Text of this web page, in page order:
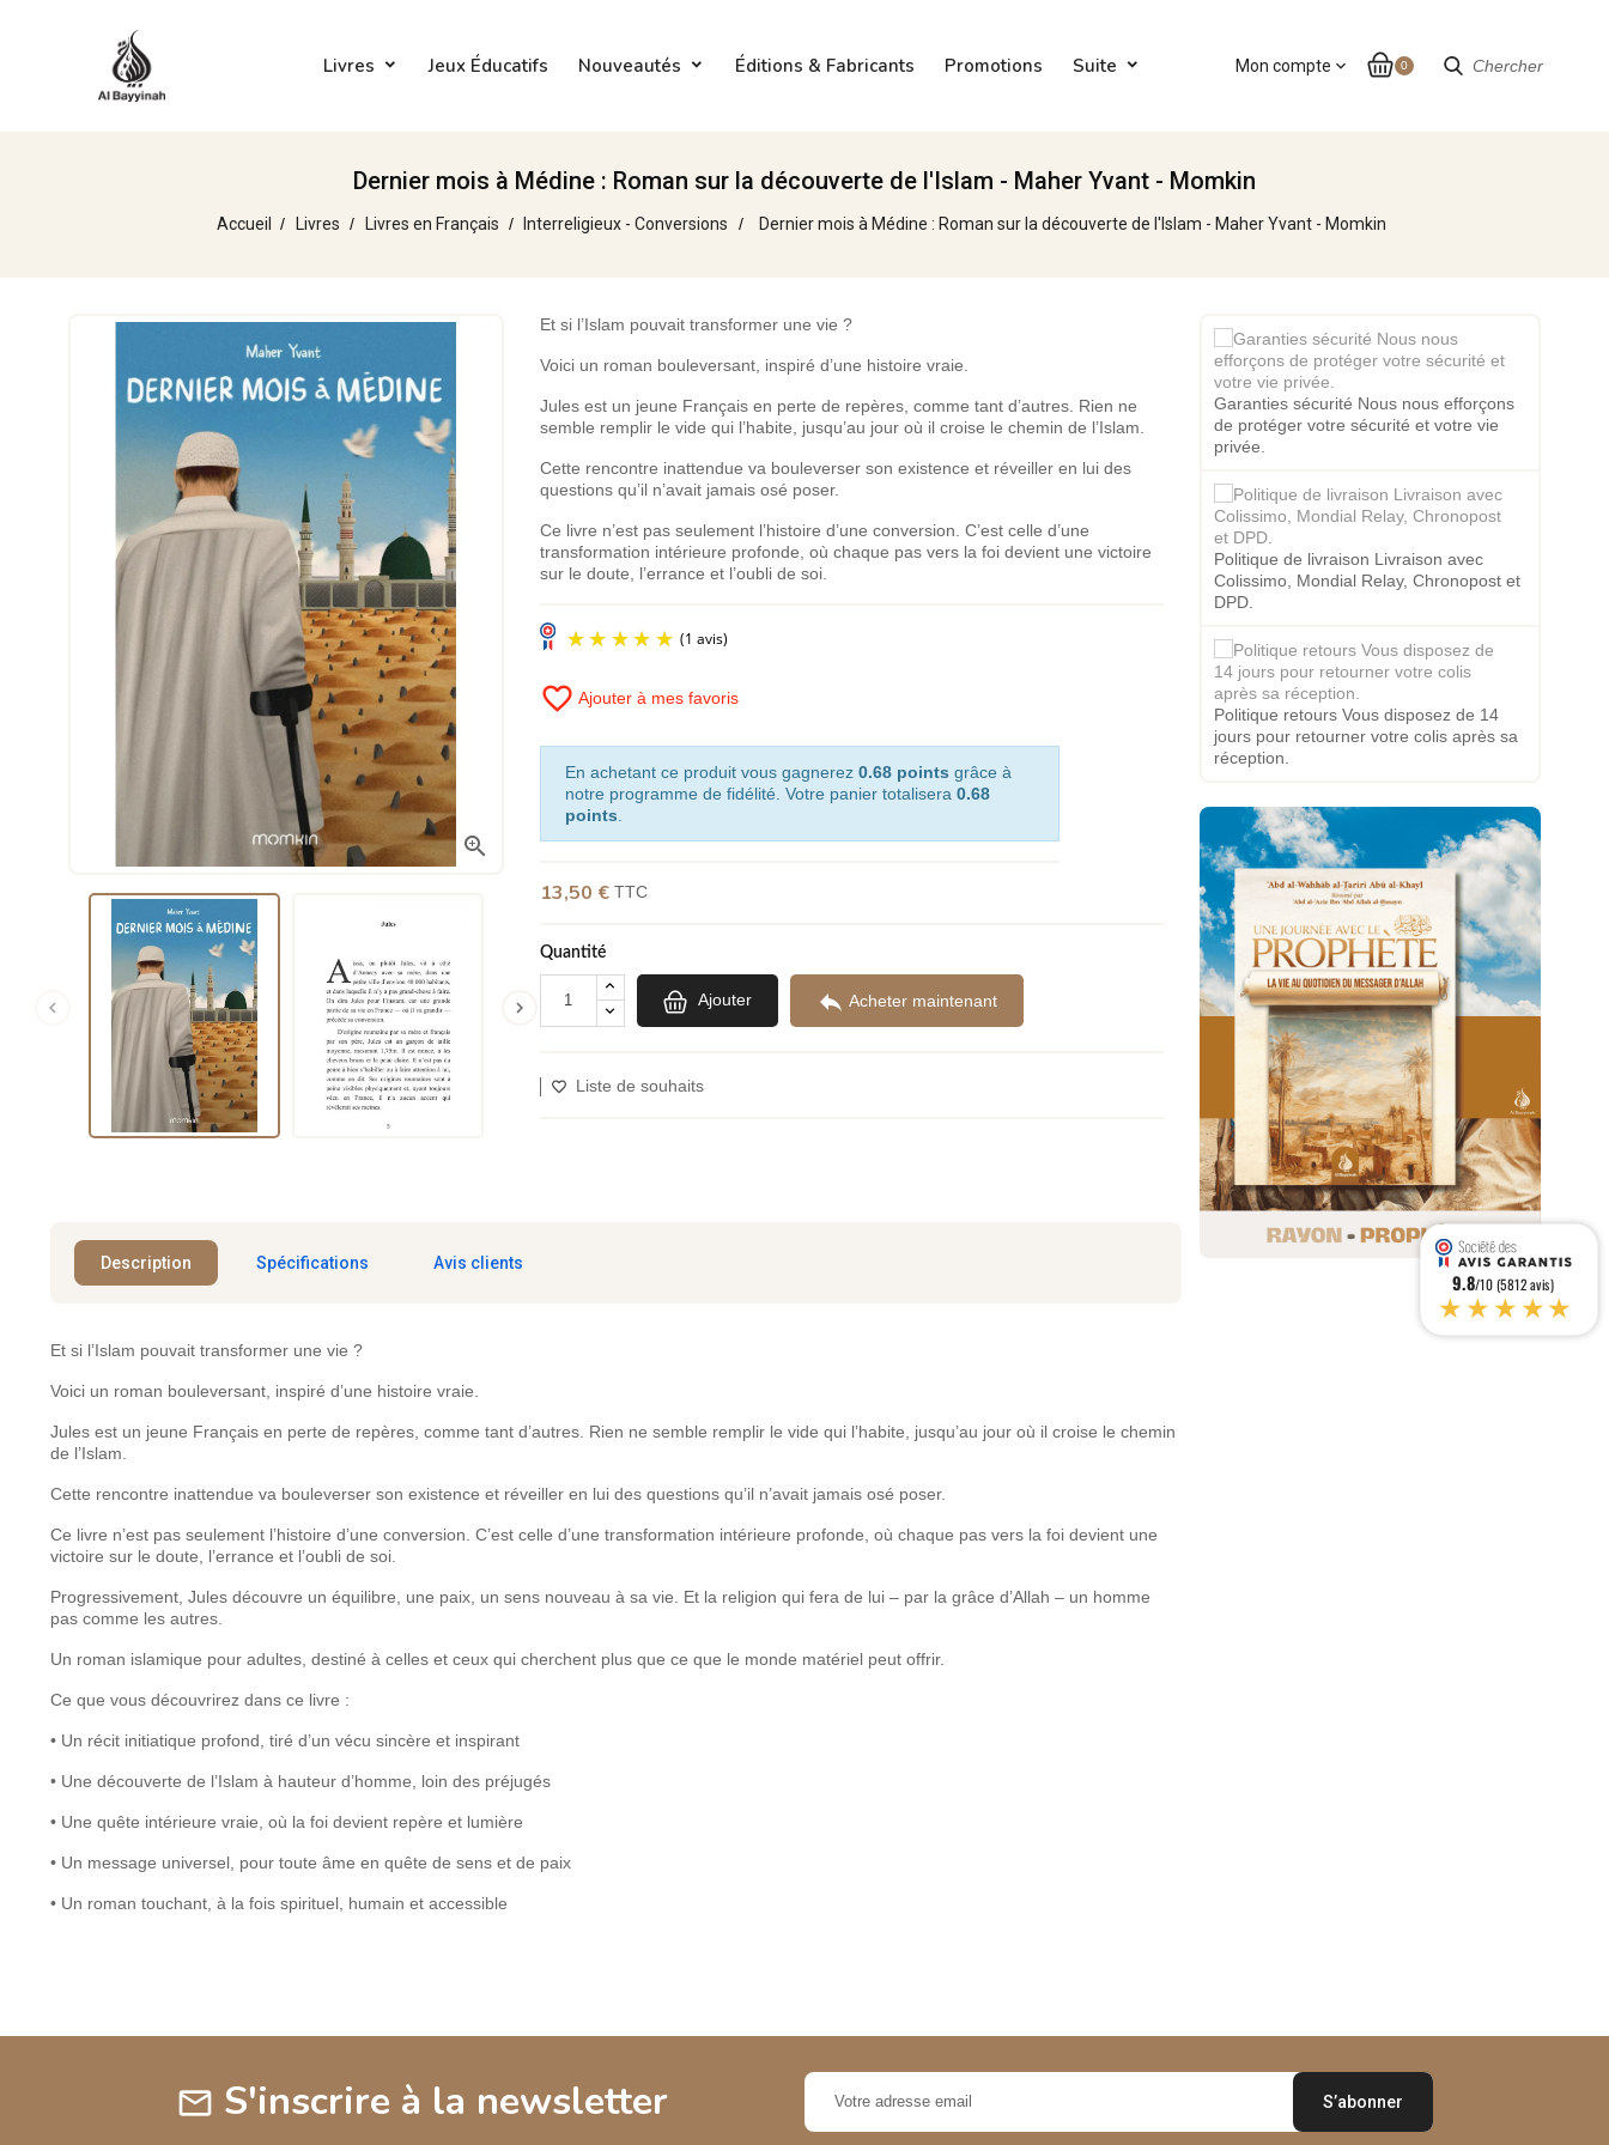
Chercher
Livres Jeux Éducatifs Nouveautés Éditions & Fabricants Promotions Suite 0
Mon compte expand_more
Dernier mois à Médine : Roman sur la découverte de l'Islam - Maher Yvant - Momkin
Accueil Livres Livres en Français Interreligieux - Conversions Dernier mois à Médine : Roman sur la découverte de l'Islam - Maher Yvant - Momkin

 
Et si l’Islam pouvait transformer une vie ?
Voici un roman bouleversant, inspiré d’une histoire vraie.
Jules est un jeune Français en perte de repères, comme tant d’autres. Rien ne
semble remplir le vide qui l’habite, jusqu’au jour où il croise le chemin de l’Islam.
Cette rencontre inattendue va bouleverser son existence et réveiller en lui des
questions qu’il n’avait jamais osé poser.
Ce livre n’est pas seulement l’histoire d’une conversion. C’est celle d’une
transformation intérieure profonde, où chaque pas vers la foi devient une victoire
sur le doute, l’errance et l’oubli de soi.
(1 avis)
favorite_border Ajouter à mes favoris
En achetant ce produit vous gagnerez 0.68 points grâce à
notre programme de fidélité. Votre panier totalisera 0.68
points
13,50 €TTC
Quantité
Ajouter  Acheter maintenant
Liste de souhaits
Description Spécifications Avis clients
Et si l’Islam pouvait transformer une vie ?
Voici un roman bouleversant, inspiré d’une histoire vraie.
Jules est un jeune Français en perte de repères, comme tant d’autres. Rien ne semble remplir le vide qui l’habite, jusqu’au jour où il croise le chemin
de l’Islam.
Cette rencontre inattendue va bouleverser son existence et réveiller en lui des questions qu’il n’avait jamais osé poser.
Ce livre n’est pas seulement l’histoire d’une conversion. C’est celle d’une transformation intérieure profonde, où chaque pas vers la foi devient une
victoire sur le doute, l’errance et l’oubli de soi.
Progressivement, Jules découvre un équilibre, une paix, un sens nouveau à sa vie. Et la religion qui fera de lui – par la grâce d’Allah – un homme
pas comme les autres.
Un roman islamique pour adultes, destiné à celles et ceux qui cherchent plus que ce que le monde matériel peut offrir.
Ce que vous découvrirez dans ce livre :
• Un récit initiatique profond, tiré d’un vécu sincère et inspirant
• Une découverte de l’Islam à hauteur d’homme, loin des préjugés
• Une quête intérieure vraie, où la foi devient repère et lumière
• Un message universel, pour toute âme en quête de sens et de paix
• Un roman touchant, à la fois spirituel, humain et accessible
Garanties sécurité Nous nous efforçons
de protéger votre sécurité et votre vie
privée.
Politique de livraison Livraison avec
Colissimo, Mondial Relay, Chronopost et
DPD.
Politique retours Vous disposez de 14
jours pour retourner votre colis après sa
réception.
mail S'inscrire à la newsletter
9.8/10 (5812 avis)
★★★★★